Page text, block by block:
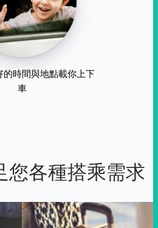
的時間與地點載你上下
車
各種搭乘需求